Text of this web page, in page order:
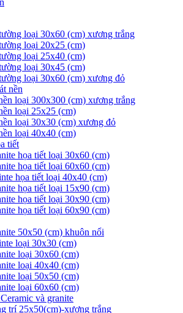
loại 30x60 (cm) xương trắng
loại 20x25 (cm)
loại 25x40 (cm)
loại 30x45 (cm)
loại 30x60 (cm) xương đỏ
nền
loại 300x300 (cm) xương trắng
loại 25x25 (cm)
loại 30x30 (cm) xương đỏ
loại 40x40 (cm)
tiết
họa tiết loại 30x60 (cm)
họa tiết loại 60x60 (cm)
họa tiết loại 40x40 (cm)
họa tiết loại 15x90 (cm)
họa tiết loại 30x90 (cm)
họa tiết loại 60x90 (cm)
50x50 (cm) khuôn nổi
loại 30x30 (cm)
loại 30x60 (cm)
loại 40x40 (cm)
loại 50x50 (cm)
loại 60x60 (cm)
và granite
trí 25x50(cm)-xương trắng